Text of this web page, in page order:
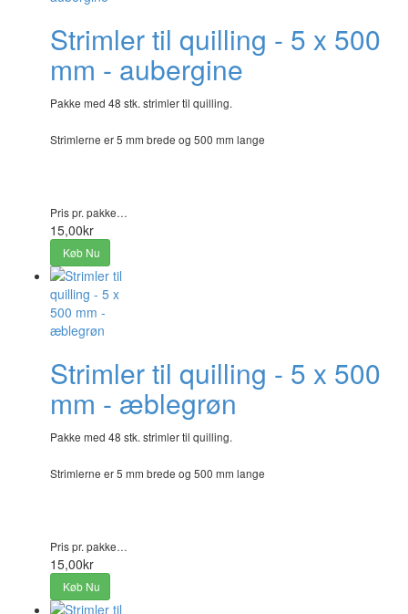
Strimler til quilling - 5 x 500
mm - aubergine
Pakke med 48 stk. strimler til quilling.
Strimlerne er 5 mm brede og 500 mm lange
Pris pr. pakke…
15,00kr
Køb Nu
Strimler til quilling - 5 x 500
mm - æblegrøn
Pakke med 48 stk. strimler til quilling.
Strimlerne er 5 mm brede og 500 mm lange
Pris pr. pakke…
15,00kr
Køb Nu